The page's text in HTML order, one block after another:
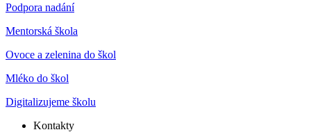
Podpora nadání
Mentorská škola
Ovoce a zelenina do škol
Mléko do škol
Digitalizujeme školu
Kontakty